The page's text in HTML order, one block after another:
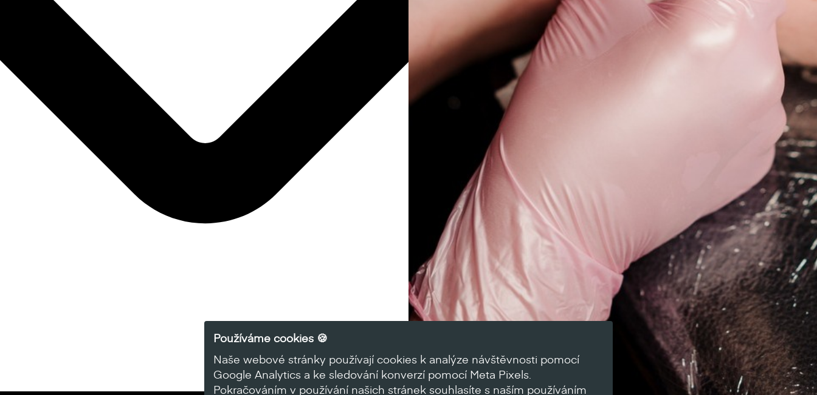
Používáme cookies 🍪
Naše webové stránky používají cookies k analýze návštěvnosti pomocí
Google Analytics a ke sledování konverzí pomocí Meta Pixels.
Pokračováním v používání našich stránek souhlasíte s naším používáním